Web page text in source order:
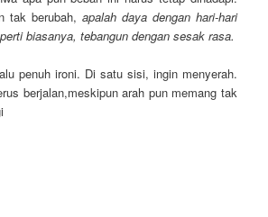
tak berubah, apalah daya dengan hari-hari
biasanya, tebangun dengan sesak rasa.
penuh ironi. Di satu sisi, ingin menyerah.
berjalan,meskipun arah pun memang tak